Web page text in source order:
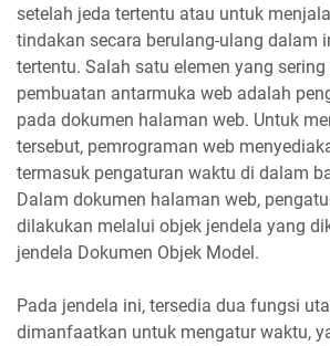
setelah jeda tertentu atau untuk
tindakan secara berulang-ulang dalam
tertentu. Salah satu elemen yang
pembuatan antarmuka web adalah
pada dokumen halaman web. Untuk
tersebut, pemrograman web
termasuk pengaturan waktu di dalam
Dalam dokumen halaman web,
dilakukan melalui objek jendela yang
jendela Dokumen Objek Model.
Pada jendela ini, tersedia dua fungsi
dimanfaatkan untuk mengatur waktu,